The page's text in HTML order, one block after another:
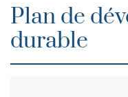
Plan de
durable